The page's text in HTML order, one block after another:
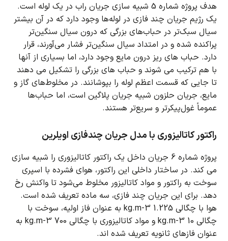
هدف پروژه شماره 5 شبیه سازی جریان راب در یک لوله است.
یک رژیم جریان چند فازی در لوله‌ها وجود دارد که در آن بیشتر
سیال سبک‌تر در حباب‌های بزرگی که درون سیال سنگین‌تر
پراکنده شده و در امتداد سیال سنگین‌تر فشار می‌آورند، قرار
دارد. حباب های ریز درون مایع وجود دارد، اما بسیاری از آنها
با هم ترکیب می شوند و حباب های بزرگی را تشکیل می دهند
تا جایی که قسمت اعظم لوله را بپوشانند. در مخلوط‌های گاز و
مایع، جریان حلزون شبیه جریان پلاگین است، اما حباب‌ها
عموماً غول‌پیکرتر و سریع‌تر هستند.
راکتور کاتالیزوری با مدل جریان چندفازی اویلرین
پروژه شماره 6 جریان داخل یک راکتور کاتالیزوری را شبیه سازی
می کند. در ساختار داخلی این راکتور، هوای فشرده با اسپری
سوخت به راکتور و مواد کاتالیزور مخلوط می‌شود تا واکنش رخ
دهد. برای این جریان چند فازی، سه ماده تعریف شده است.
هوا با چگالی 1.225 kg.m-3 به عنوان فاز اولیه، سوخت با
چگالی 10 kg.m-3 و مواد کاتالیزوری با چگالی 700 kg.m-3 به
عنوان فازهای ثانویه تعریف شده اند.